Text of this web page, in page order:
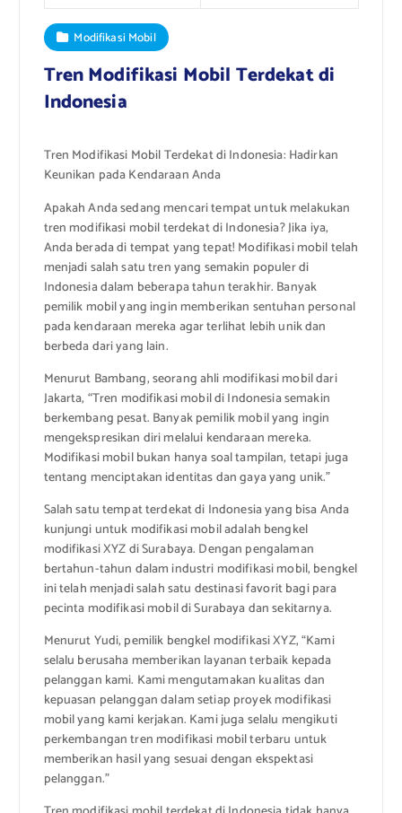
Modifikasi Mobil
Tren Modifikasi Mobil Terdekat di
Indonesia
Tren Modifikasi Mobil Terdekat di Indonesia: Hadirkan
Keunikan pada Kendaraan Anda
Apakah Anda sedang mencari tempat untuk melakukan
tren modifikasi mobil terdekat di Indonesia? Jika iya,
Anda berada di tempat yang tepat! Modifikasi mobil telah
menjadi salah satu tren yang semakin populer di
Indonesia dalam beberapa tahun terakhir. Banyak
pemilik mobil yang ingin memberikan sentuhan personal
pada kendaraan mereka agar terlihat lebih unik dan
berbeda dari yang lain.
Menurut Bambang, seorang ahli modifikasi mobil dari
Jakarta, “Tren modifikasi mobil di Indonesia semakin
berkembang pesat. Banyak pemilik mobil yang ingin
mengekspresikan diri melalui kendaraan mereka.
Modifikasi mobil bukan hanya soal tampilan, tetapi juga
tentang menciptakan identitas dan gaya yang unik.”
Salah satu tempat terdekat di Indonesia yang bisa Anda
kunjungi untuk modifikasi mobil adalah bengkel
modifikasi XYZ di Surabaya. Dengan pengalaman
bertahun-tahun dalam industri modifikasi mobil, bengkel
ini telah menjadi salah satu destinasi favorit bagi para
pecinta modifikasi mobil di Surabaya dan sekitarnya.
Menurut Yudi, pemilik bengkel modifikasi XYZ, “Kami
selalu berusaha memberikan layanan terbaik kepada
pelanggan kami. Kami mengutamakan kualitas dan
kepuasan pelanggan dalam setiap proyek modifikasi
mobil yang kami kerjakan. Kami juga selalu mengikuti
perkembangan tren modifikasi mobil terbaru untuk
memberikan hasil yang sesuai dengan ekspektasi
pelanggan.”